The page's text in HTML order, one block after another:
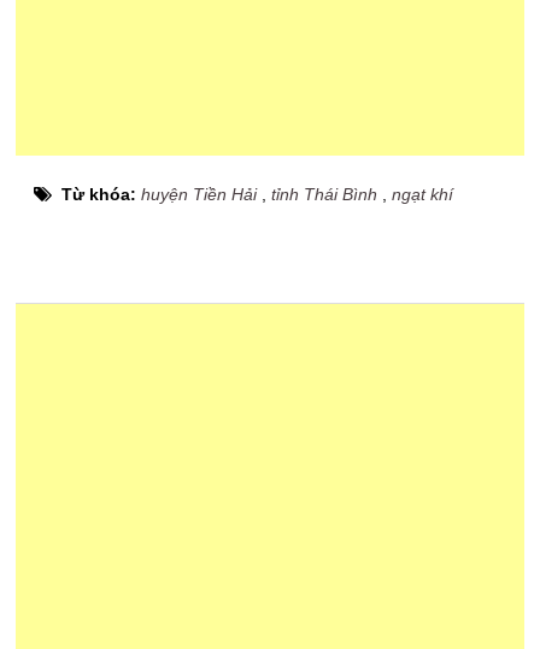
Từ khóa:huyện Tiền Hải,tỉnh Thái Bình ,ngạt khí